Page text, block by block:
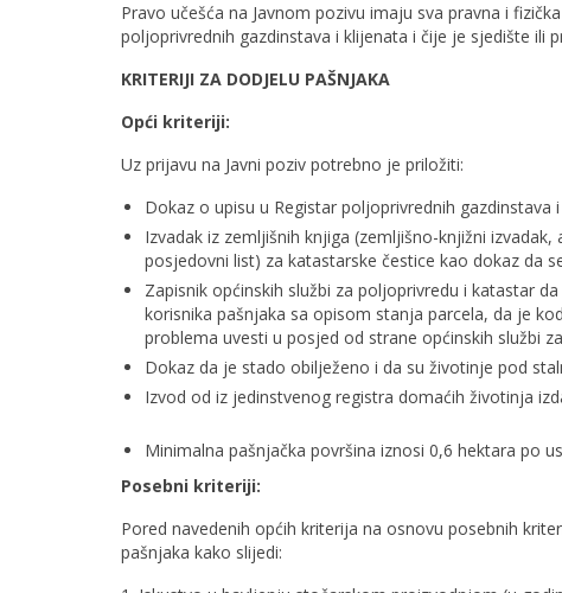
Pravo učešća na Javnom pozivu imaju sva pravna i
poljoprivrednih gazdinstava i klijenata i čije je sjedište ili
KRITERIJI ZA DODJELU PAŠNJAKA
Opći kriteriji:
Uz prijavu na Javni poziv potrebno je priložiti:
Dokaz o upisu u Registar poljoprivrednih gazdinstava
Izvadak iz zemljišnih knjiga (zemljišno-knjižni
posjedovni list) za katastarske čestice kao dokaz da
Zapisnik općinskih službi za poljoprivredu i katastar
korisnika pašnjaka sa opisom stanja parcela, da je
problema uvesti u posjed od strane općinskih
Dokaz da je stado obilježeno i da su životinje pod
Izvod od iz jedinstvenog registra domaćih životinja
Minimalna pašnjačka površina iznosi 0,6 hektara po
Posebni kriteriji:
Pored navedenih općih kriterija na osnovu posebnih
pašnjaka kako slijedi: